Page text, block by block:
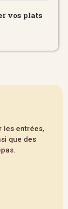
vos plats
les entrées,
que des